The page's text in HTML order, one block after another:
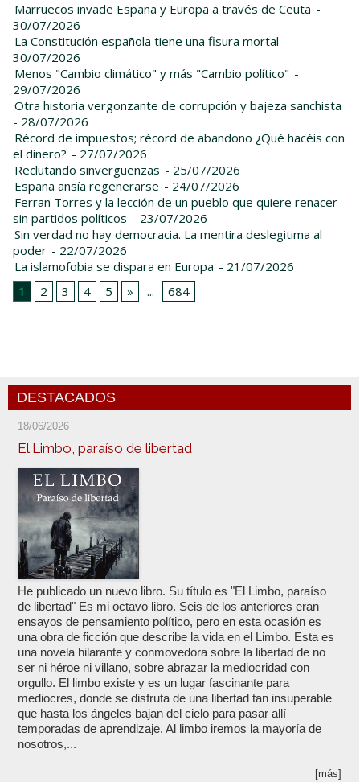
Marruecos invade España y Europa a través de Ceuta -
30/07/2026
La Constitución española tiene una fisura mortal -
30/07/2026
Menos "Cambio climático" y más "Cambio político" -
29/07/2026
Otra historia vergonzante de corrupción y bajeza sanchista
- 28/07/2026
Récord de impuestos; récord de abandono ¿Qué hacéis con
el dinero? - 27/07/2026
Reclutando sinvergüenzas - 25/07/2026
España ansía regenerarse - 24/07/2026
Ferran Torres y la lección de un pueblo que quiere renacer
sin partidos políticos - 23/07/2026
Sin verdad no hay democracia. La mentira deslegitima al
poder - 22/07/2026
La islamofobia se dispara en Europa - 21/07/2026
1
2 3 4 5 » ... 684
DESTACADOS
18/06/2026
El Limbo, paraíso de libertad
He publicado un nuevo libro. Su título es "El Limbo, paraíso
de libertad" Es mi octavo libro. Seis de los anteriores eran
ensayos de pensamiento político, pero en esta ocasión es
una obra de ficción que describe la vida en el Limbo. Esta es
una novela hilarante y conmovedora sobre la libertad de no
ser ni héroe ni villano, sobre abrazar la mediocridad con
orgullo. El limbo existe y es un lugar fascinante para
mediocres, donde se disfruta de una libertad tan insuperable
que hasta los ángeles bajan del cielo para pasar allí
temporadas de aprendizaje. Al limbo iremos la mayoría de
nosotros,...
[más]